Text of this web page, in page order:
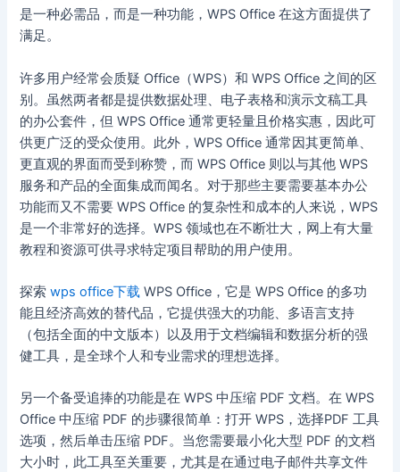
是一种必需品，而是一种功能，WPS Office 在这方面提供了
满足。
许多用户经常会质疑 Office（WPS）和 WPS Office 之间的区
别。虽然两者都是提供数据处理、电子表格和演示文稿工具
的办公套件，但 WPS Office 通常更轻量且价格实惠，因此可
供更广泛的受众使用。此外，WPS Office 通常因其更简单、
更直观的界面而受到称赞，而 WPS Office 则以与其他 WPS
服务和产品的全面集成而闻名。对于那些主要需要基本办公
功能而又不需要 WPS Office 的复杂性和成本的人来说，WPS
是一个非常好的选择。WPS 领域也在不断壮大，网上有大量
教程和资源可供寻求特定项目帮助的用户使用。
探索wps office下载 WPS Office，它是 WPS Office 的多功
能且经济高效的替代品，它提供强大的功能、多语言支持
（包括全面的中文版本）以及用于文档编辑和数据分析的强
健工具，是全球个人和专业需求的理想选择。
另一个备受追捧的功能是在 WPS 中压缩 PDF 文档。在 WPS
Office 中压缩 PDF 的步骤很简单：打开 WPS，选择PDF 工具
选项，然后单击压缩 PDF。当您需要最小化大型 PDF 的文档
大小时，此工具至关重要，尤其是在通过电子邮件共享文件